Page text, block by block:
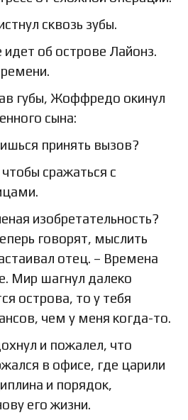
сквозь зубы.
об острове Лайонз.
губы, Жоффредо окинул
сына:
принять вызов?
сражаться с
изобретательность?
говорят, мыслить
отец. – Времена
Мир шагнул далеко
острова, то у тебя
чем у меня когда-то.
и пожалел, что
в офисе, где царили
и порядок,
его жизни.